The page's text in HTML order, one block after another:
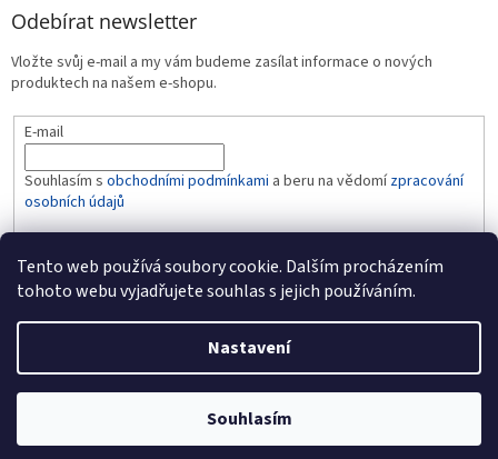
Tento web používá soubory cookie. Dalším procházením
tohoto webu vyjadřujete souhlas s jejich používáním.
Nastavení
Souhlasím
Odebírat newsletter
Vložte svůj e-mail a my vám budeme zasílat informace o nových
produktech na našem e-shopu.
E-mail
Souhlasím s obchodními podmínkami a beru na vědomízpracování
osobních údajů
PŘIHLÁSIT SE
Vytvořil Shoptet
BABY-LINE. Všechna práva vyhrazena.